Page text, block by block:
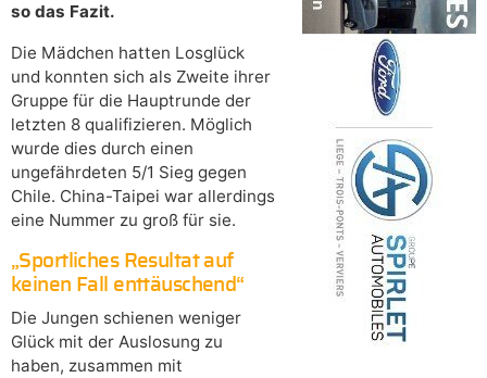
so das Fazit.
Die Mädchen hatten Losglück
und konnten sich als Zweite ihrer
Gruppe für die Hauptrunde der
letzten 8 qualifizieren. Möglich
wurde dies durch einen
ungefährdeten 5/1 Sieg gegen
Chile. China-Taipei war allerdings
eine Nummer zu groß für sie.
„Sportliches Resultat auf
keinen Fall enttäuschend“
Die Jungen schienen weniger
Glück mit der Auslosung zu
haben, zusammen mit